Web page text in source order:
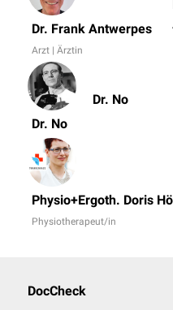
Dr. Frank Antwerpes
Arzt | Ärztin
Dr. No
Dr. No
Physio+Ergoth. Doris
Physiotherapeut/in
DocCheck